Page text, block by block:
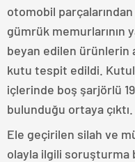
otomobil
gümrük memurlarının
beyan edilen ürünlerin
kutu tespit edildi.
içlerinde boş şarjörlü
bulunduğu ortaya çıktı.
Ele geçirilen silah ve
olayla ilgili soruşturma